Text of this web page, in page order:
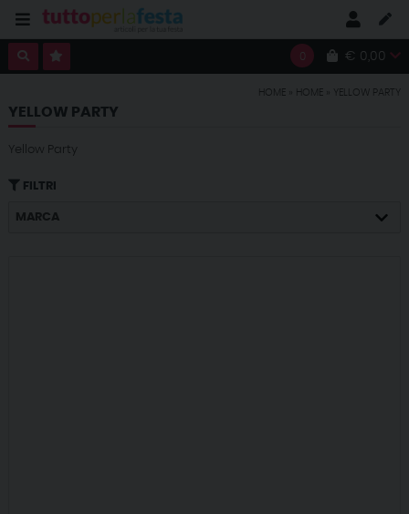
0 € 0,00
HOME HOME YELLOW PARTY
YELLOW PARTY
Yellow Party
FILTRI
MARCA